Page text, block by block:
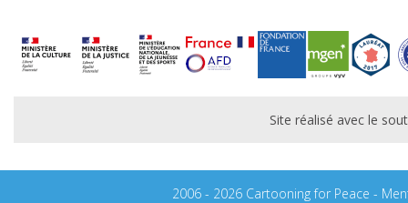
Site réalisé avec le
2006 - 2026 Cartooning for Peace -